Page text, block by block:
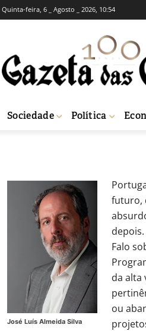
Quinta-feira, 6 _ Agosto _ 2026, 10:54
Sociedade Política
OPINIÃO
JLAS 29 de Outubro, 2020
José Luís Almeida Silva
futuro,
depois.
Falo
da alta
ou